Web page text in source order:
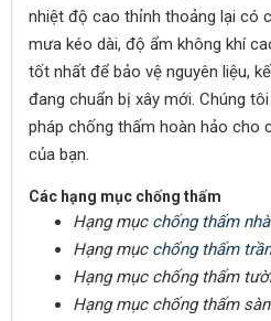
nhiệt độ cao thỉnh thoảng lại có
mưa kéo dài, độ ẩm không khí
tốt nhất để bảo vệ nguyên liệu,
đang chuẩn bị xây mới. Chúng
pháp chống thấm hoàn hảo cho
của bạn.
Các hạng mục chống thấm
Hạng mục chống thấm
Hạng mục chống thấm
Hạng mục chống thấm
Hạng mục chống thấm